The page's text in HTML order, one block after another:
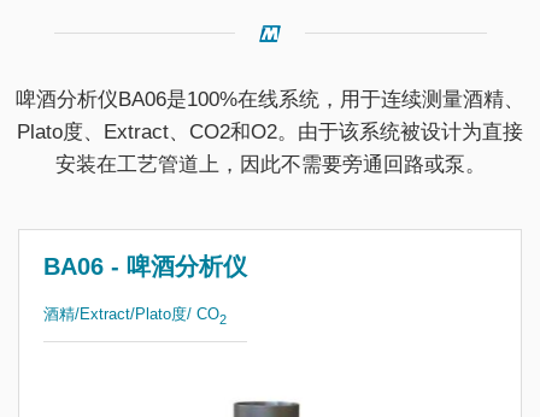
啤酒分析仪BA06是100%在线系统，用于连续测量酒精、
Plato度、Extract、CO2和O2。由于该系统被设计为直接
安装在工艺管道上，因此不需要旁通回路或泵。
BA06 - 啤酒分析仪
酒精/Extract/Plato度/ CO2